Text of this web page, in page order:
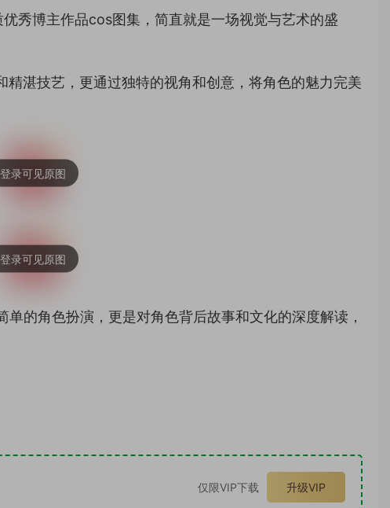
秀博主作品cos图集，简直就是一场视觉与艺术的盛
湛技艺，更通过独特的视角和创意，将角色的魅力完美
的角色扮演，更是对角色背后故事和文化的深度解读，
仅限VIP下载 升级VIP